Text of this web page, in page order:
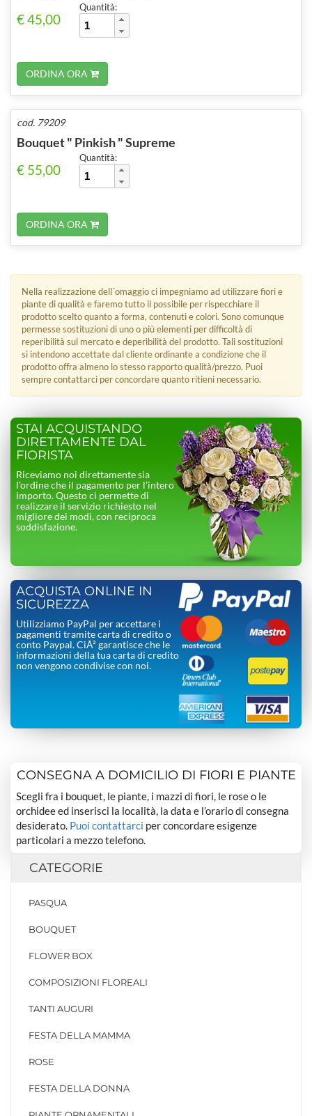
€ 45,00
Quantità:
ORDINA ORA
cod. 79209
Bouquet " Pinkish " Supreme
€ 55,00
Quantità:
ORDINA ORA
Nella realizzazione dell´omaggio ci impegniamo ad utilizzare fiori e
piante di qualità e faremo tutto il possibile per rispecchiare il
prodotto scelto quanto a forma, contenuti e colori. Sono comunque
permesse sostituzioni di uno o più elementi per difficoltà di
reperibilità sul mercato e deperibilità del prodotto. Tali sostituzioni
si intendono accettate dal cliente ordinante a condizione che il
prodotto offra almeno lo stesso rapporto qualità/prezzo. Puoi
sempre contattarci per concordare quanto ritieni necessario.
STAI ACQUISTANDO
DIRETTAMENTE DAL
FIORISTA
Riceviamo noi direttamente sia
l’ordine che il pagamento per l’intero
importo. Questo ci permette di
realizzare il servizio richiesto nel
migliore dei modi, con reciproca
soddisfazione.
ACQUISTA ONLINE IN
SICUREZZA
Utilizziamo PayPal per accettare i
pagamenti tramite carta di credito o
conto Paypal. CiÃ² garantisce che le
informazioni della tua carta di credito
non vengono condivise con noi.
CONSEGNA A DOMICILIO DI FIORI E PIANTE
Scegli fra i bouquet, le piante, i mazzi di fiori, le rose o le
orchidee ed inserisci la località, la data e l’orario di consegna
desiderato. Puoi contattarci per concordare esigenze
particolari a mezzo telefono.
CATEGORIE
PASQUA
BOUQUET
FLOWER BOX
COMPOSIZIONI FLOREALI
TANTI AUGURI
FESTA DELLA MAMMA
ROSE
FESTA DELLA DONNA